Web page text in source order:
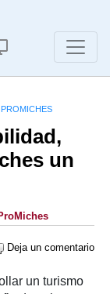
un
Deja un comentario
un turismo